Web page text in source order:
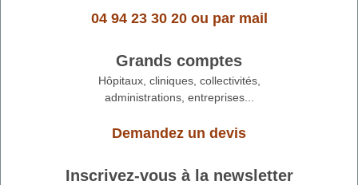
04 94 23 30 20ou par mail
Grands comptes
Hôpitaux, cliniques, collectivités,
administrations, entreprises...
Demandez un devis
Inscrivez-vous à la newsletter